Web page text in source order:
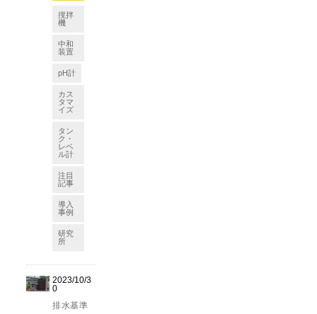
撹拌
機
中和
装置
pH計
カス
タマ
イズ
タン
ク・
レベ
ル計
注目
記事
導入
事例
研究
所
2023/10/3
0
排水基準